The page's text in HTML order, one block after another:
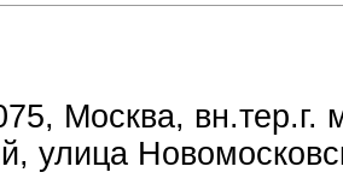
Москва, вн.тер.г.
улица